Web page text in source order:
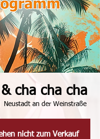
cha cha cha
Neustadt an der Weinstraße
nicht zum Verkauf